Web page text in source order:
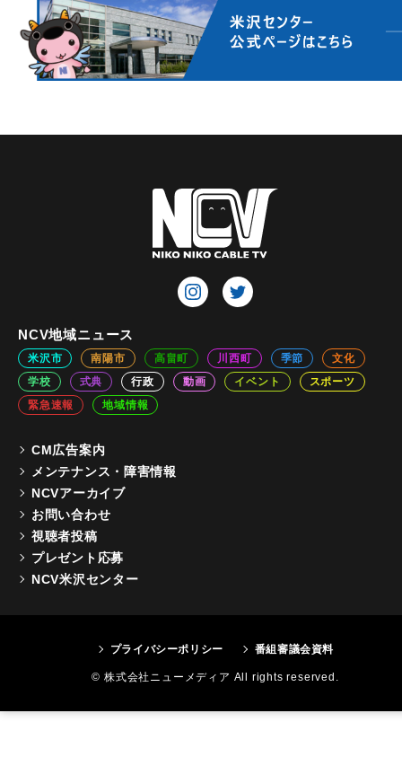
NCV地域ニュース
米沢市 南陽市 高畠町 川西町 季節
文化
学校
式典 行政 動画 イベント
スポーツ
緊急速報
地域情報
CM広告案内
メンテナンス・障害情報
NCVアーカイブ
お問い合わせ
視聴者投稿
プレゼント応募
NCV米沢センター
プライバシーポリシー 番組審議会資料
© 株式会社ニューメディア All rights reserved.